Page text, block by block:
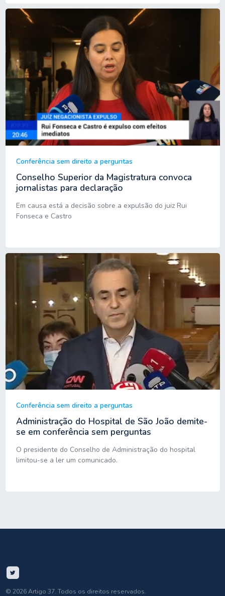
Conferência sem direito a perguntas
Conselho Superior da Magistratura convoca
jornalistas para declaração
Em causa está a decisão sobre a expulsão do juiz Rui
Fonseca e Castro
Conferência sem direito a perguntas
Administração do Hospital de São João demite-
se em conferência sem perguntas
O presidente do Conselho de Administração do hospital
limitou-se a ler um comunicado.
© 2026 Artigo 37. Todos os direitos reservados.